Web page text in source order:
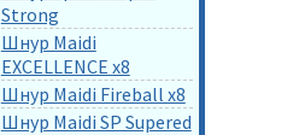
Strong
Шнур Maidi
EXCELLENCE x8
Шнур Maidi Fireball x8
Шнур Maidi SP Supered